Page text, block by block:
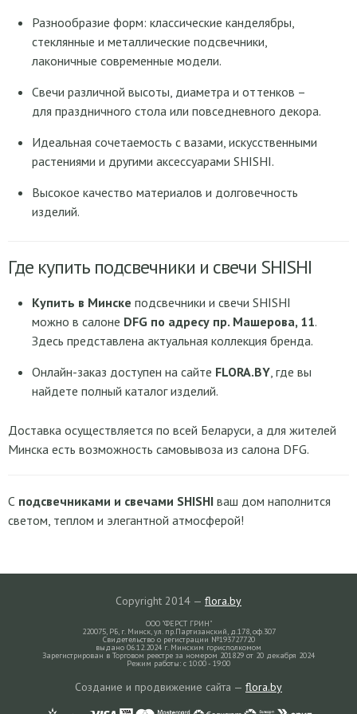
Разнообразие форм: классические канделябры,
стеклянные и металлические подсвечники,
лаконичные современные модели.
Свечи различной высоты, диаметра и оттенков –
для праздничного стола или повседневного декора.
Идеальная сочетаемость с вазами, искусственными
растениями и другими аксессуарами SHISHI.
Высокое качество материалов и долговечность
изделий.
Где купить подсвечники и свечи SHISHI
Купить в Минске подсвечники и свечи SHISHI
можно в салоне DFG по адресу пр. Машерова, 11.
Здесь представлена актуальная коллекция бренда.
Онлайн-заказ доступен на сайте FLORA.BY, где вы
найдете полный каталог изделий.
Доставка осуществляется по всей Беларуси, а для жителей
Минска есть возможность самовывоза из салона DFG.
С подсвечниками и свечами SHISHI ваш дом наполнится
светом, теплом и элегантной атмосферой!
Copyright 2014 — flora.by
ООО "ФЕРСТ ГРИН"
220075, РБ, г. Минск, ул. пр.Партизанский, д.178, оф.307
Свидетельство о регистрации №193727720
выдано 06.12.2024 г. Минским горисполкомом
Зарегистрирован в Торговом реестре за номером 201829 от 20 декабря 2024
Режим работы: с 10:00 - 19:00
Создание и продвижение сайта — flora.by